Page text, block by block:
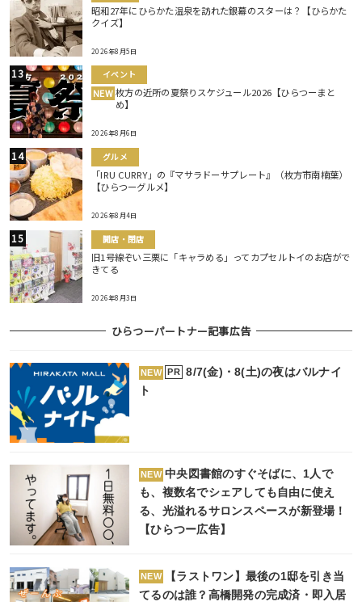
昭和27年にひらかた温泉を訪れた銀幕のスターは？【ひらかた
クイズ】
2026年8月5日
イベント
NEW 枚方の近所の夏祭りスケジュール2026【ひらつーまと
め】
2026年8月6日
グルメ
「IRU CURRY」の『マサラドーサプレート』（枚方市南楠葉）
【ひらつーグルメ】
2026年8月4日
開店・閉店
旧1号線ぞい三栗に「キャラめる」ってカプセルトイのお店がで
きてる
2026年8月3日
ひらつーパートナー記事広告
NEW PR
8/7(金)・8(土)の夜はバルナイ
ト
NEW 中央図書館のすぐそばに、1人で
も、複数名でシェアしても自由に使え
る、光溢れるサロンスペースが新登場！
【ひらつー広告】
NEW
【ラストワン】最後の1邸を引き当
てるのは誰？高橋開発の完成済・即入居